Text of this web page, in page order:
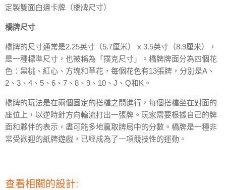
定製雙面白邊卡牌（橋牌尺寸）
橋牌尺寸
橋牌的尺寸通常是2.25英寸（5.7厘米） x 3.5英寸（8.9厘米），
是一種標準尺寸，也被稱為「撲克尺寸」。橋牌牌面分為四個花
色：黑桃、紅心、方塊和草花，每個花色有13張牌，分別是A、
2、3、4、5、6、7、8、9、10、J、Q和K。
橋牌的玩法是在兩個固定的搭檔之間進行，每個搭檔坐在對面的
座位上，以逆時針方向輪流打出一張牌。玩家需要根據自己的牌
面和夥伴的表示，盡可能多地贏取牌局中的分數。橋牌是一種非
常受歡迎的紙牌遊戲，已經成為了一項競技性的運動。
查看相關的設計: